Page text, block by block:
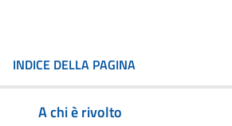
INDICE DELLA PAGINA
A chi è rivolto